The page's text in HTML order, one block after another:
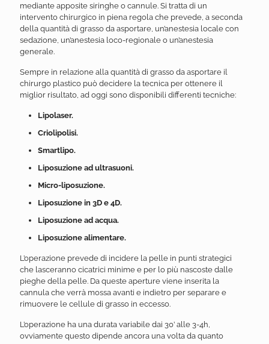
mediante apposite siringhe o cannule. Si tratta di un
intervento chirurgico in piena regola che prevede, a seconda
della quantità di grasso da asportare, un’anestesia locale con
sedazione, un’anestesia loco-regionale o un’anestesia
generale.
Sempre in relazione alla quantità di grasso da asportare il
chirurgo plastico può decidere la tecnica per ottenere il
miglior risultato, ad oggi sono disponibili differenti tecniche:
Lipolaser.
Criolipolisi.
Smartlipo.
Liposuzione ad ultrasuoni.
Micro-liposuzione.
Liposuzione in 3D e 4D.
Liposuzione ad acqua.
Liposuzione alimentare.
L’operazione prevede di incidere la pelle in punti strategici
che lasceranno cicatrici minime e per lo più nascoste dalle
pieghe della pelle. Da queste aperture viene inserita la
cannula che verrà mossa avanti e indietro per separare e
rimuovere le cellule di grasso in eccesso.
L’operazione ha una durata variabile dai 30’ alle 3-4h,
ovviamente questo dipende ancora una volta da quanto